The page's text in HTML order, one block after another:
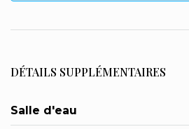
DÉTAILS SUPPLÉMENTAIRES
Salle d'eau